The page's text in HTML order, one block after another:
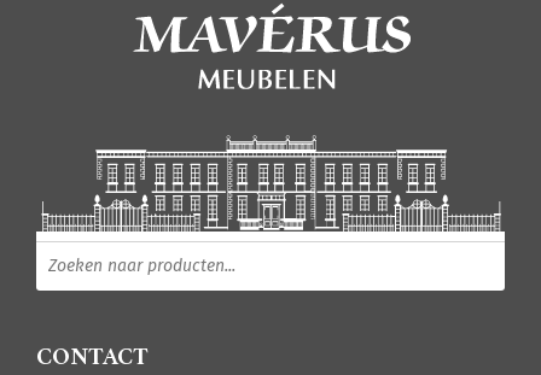
Producten zoeken
CONTACT